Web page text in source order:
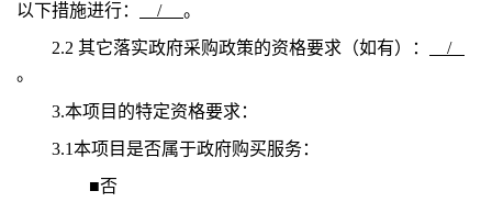
以下措施进行：
/ 。
2.2 其它落实政府采购政策的资格要求（如有）：
/
。
3.本项目的特定资格要求：
3.1本项目是否属于政府购买服务：
■否